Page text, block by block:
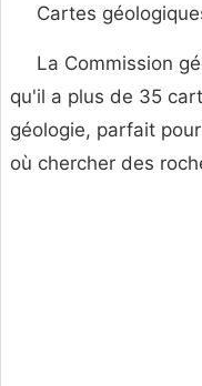
Cartes
La Commission
qu'il a plus de 35
géologie, parfait
où chercher des